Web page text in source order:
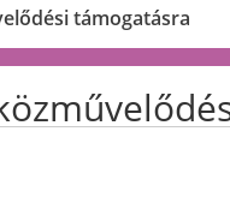
támogatásra